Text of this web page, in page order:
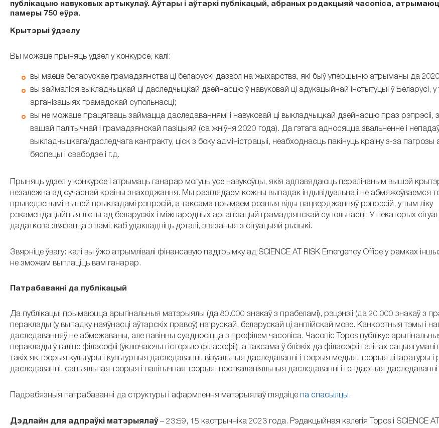
публікацыю навуковых артыкулаў. Аўтары і аўтаркі публікацый, абраных рэдакцыяй часопіса,
памеры 750 еўра.
Крытэрыі ўдзелу
Вы можаце прыняць удзел у конкурсе, калі:
вы маеце беларускае грамадзянства ці беларускі дазвол на жыхарства, які быў упершыню атрыманы да
вы займаліся выкладчыцкай ці даследчыцкай дзейнасцю ў навуковай ці адукацыйнай інстытуцыі ў Беларусі, у
арганізацыях грамадскай супольнасці;
вы не можаце працягваць займацца даследаваннямі і навуковай ці выкладчыцкай дзейнасцю праз рэпрэсіі,
вашай палітычнай і грамадзянскай пазіцыяй (са жніўня 2020 года). Да гэтага адносяцца звальненне і
выкладчыцкага/даследчага кантракту, ціск з боку адміністрацыі, неабходнасць пакінуць краіну з-за пагрозы
бяспецы і свабодзе і г.д.
Прыняць удзел у конкурсе і атрымаць ганарар могуць усе навукоўцы, якія адпавядаюць пералічаным вышэй
незалежна ад сучаснай краіны знаходжання. Мы разглядаем кожны выпадак індывідуальна і не абмяжоўваемся
прыведзенымі вышэй прыкладамі рэпрэсій, а таксама прымаем розныя віды пацверджанняў рэпрэсій, у тым ліку
рэкамендацыйныя лісты ад беларускіх і міжнародных арганізацый грамадзянскай супольнасці. У некаторых
дадаткова звязацца з вамі, каб удакладніць дэталі, звязаныя з сітуацыяй рызыкі.
Звярніце ўвагу: калі вы ўжо атрымлівалі фінансавую падтрымку ад SCIENCE AT RISK Emergency Office у рамках
не зможам выплаціць вам ганарар.
Патрабаванні да публікацый
Да публікацыі прымаюцца арыгінальныя матэрыялы (да 80.000 знакаў з прабеламі), рэцэнзіі (да 20.000 знакаў з
пераклады (у выпадку наяўнасці аўтарскіх правоў) на рускай, беларускай ці англійскай мове. Канкрэтныя тэмы і
даследаванняў не абмежаваны, але павінны суадносіцца з профілем часопіса. Часопіс Topos публікуе
пераклады ў галіне філасофіі (уключаючы гісторыю філасофіі), а таксама ў блізкіх да філасофіі галінах
такіх як тэорыя культуры і культурныя даследаванні, візуальныя даследаванні і тэорыя медыя, тэорыя літаратуры і
даследаванні, сацыяльная тэорыя і палітычная тэорыя, посткаланіяльныя даследаванні і гендарныя даследаванні
Падрабязныя патрабаванні да структуры і афармлення матэрыялаў глядзіце па спасылцы.
Дэдлайн для адпраўкі матэрыялаў– 23:59, 15 кастрычніка 2023 года. Рэдакцыйная калегія Topos і SCIENCE